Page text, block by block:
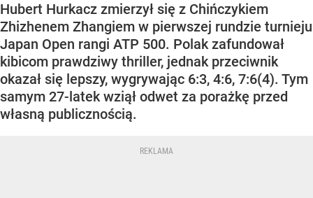
Hubert Hurkacz zmierzył się z Chińczykiem
Zhizhenem Zhangiem w pierwszej rundzie turnieju
Japan Open rangi ATP 500. Polak zafundował
kibicom prawdziwy thriller, jednak przeciwnik
okazał się lepszy, wygrywając 6:3, 4:6, 7:6(4). Tym
samym 27-latek wziął odwet za porażkę przed
własną publicznością.